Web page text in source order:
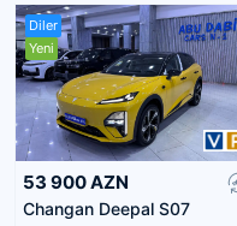
Diler
Yeni
53 900AZN
Changan Deepal S07